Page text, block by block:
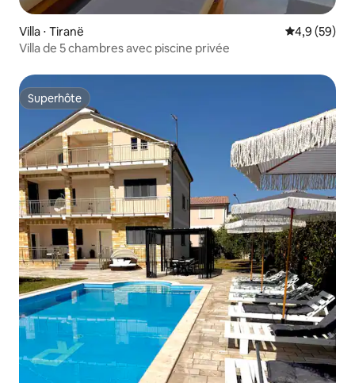
Villa ⋅ Tiranë Évaluation
4,9 (59)
Villa de 5 chambres avec piscine privée
Superhôte
Superhôte